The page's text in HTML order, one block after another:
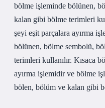
bölme işleminde bölünen,
kalan gibi bölme terimleri
şeyi eşit parçalara ayırma
bölünen, bölme sembolü,
terimleri kullanılır. Kısaca
ayırma işlemidir ve bölme
bölen, bölüm ve kalan gibi